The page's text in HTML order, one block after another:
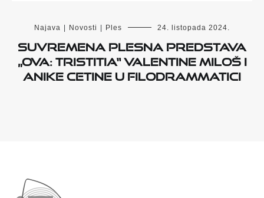
Najava Novosti Ples 24. listopada 2024.
Suvremena plesna predstava
„Ova: Tristitia“ Valentine Miloš i
Anike Cetine u Filodrammatici